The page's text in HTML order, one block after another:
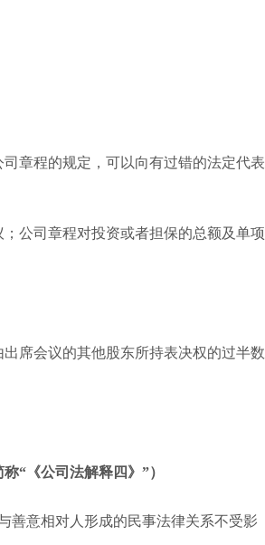
章程的规定，可以向有过错的法定代表
公司章程对投资或者担保的总额及单项
席会议的其他股东所持表决权的过半数
“《公司法解释四》”）
善意相对人形成的民事法律关系不受影